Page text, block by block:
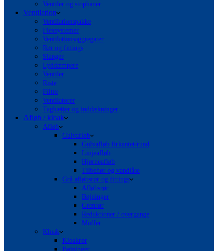
Ventiler og stophaner
Ventilation
Ventilationspakke
Flexsystemer
Ventilationsaggregater
Rør og fittings
Slanger
Lyddæmpere
Ventiler
Riste
Filtre
Ventilatorer
Taghætter og inddækninger
Afløb / kloak
Afløb
Gulvafløb
Gulvafløb firkantet/rund
Linjeafløb
Hjørneafløb
Tilbehør og vandlåse
Grå afløbsrør og fittings
Afløbsrør
Bøjninger
Grenrør
Reduktioner / overgange
Muffer
Kloak
Kloakrør
Bøjninger